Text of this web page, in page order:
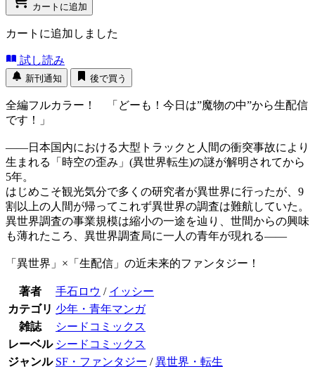
カートに追加
カートに追加しました
試し読み
新刊通知 後で買う
全編フルカラー！ 「どーも！今日は”魔物の中”から生配信
です！」
――日本国内における大型トラックと人間の衝突事故により
生まれる「時空の歪み」(異世界転生)の謎が解明されてから
5年。
はじめこそ観光気分で多くの研究者が異世界に行ったが、9
割以上の人間が帰ってこれず異世界の調査は難航していた。
異世界調査の事業規模は縮小の一途を辿り、世間からの興味
も薄れたころ、異世界調査局に一人の青年が現れる――
「異世界」×「生配信」の近未来的ファンタジー！
著者 手石ロウ / イッシー
カテゴリ 少年・青年マンガ
雑誌
シードコミックス
レーベル シードコミックス
ジャンル SF・ファンタジー /異世界・転生